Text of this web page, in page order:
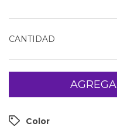
CANTIDAD
Color